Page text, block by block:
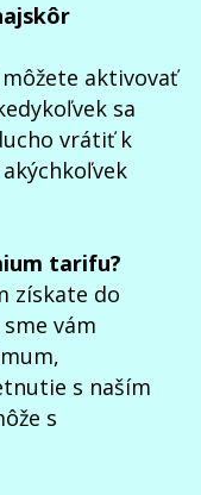
aktivovať
sa
vrátiť k
tarifu?
získate do
vám
s naším
s